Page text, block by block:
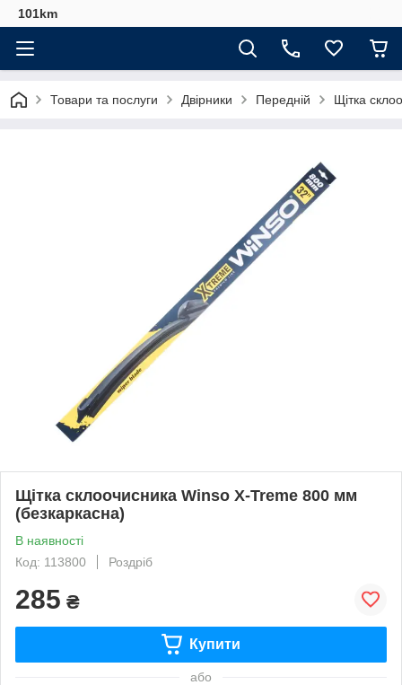
101km
Товари та послуги Двірники Передній Щітка
Щітка склоочисника Winso X-Treme 800 мм
(безкаркасна)
В наявності
Код: 113800
Роздріб
285 ₴
Купити
або